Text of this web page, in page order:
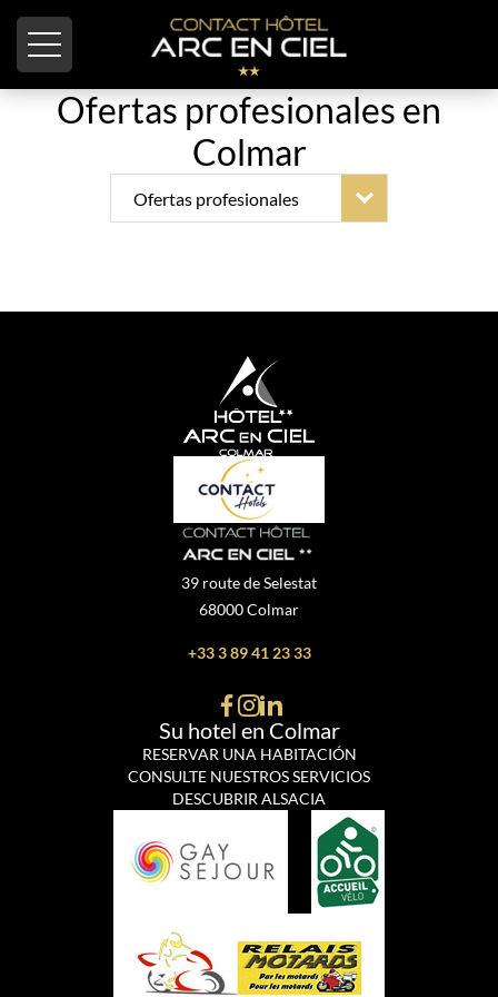
Ofertas profesionales en
Colmar
Su hotel en Colmar
RESERVAR UNA HABITACIÓN
CONSULTE NUESTROS SERVICIOS
DESCUBRIR ALSACIA
39 route de Selestat
68000 Colmar
+33 3 89 41 23 33